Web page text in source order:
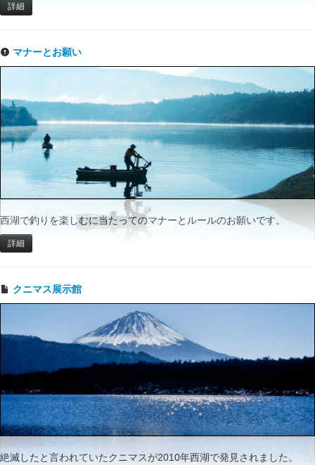
詳細
マナーとお願い
西湖で釣りを楽しむに当たってのマナーとルールのお願いです。
詳細
クニマス展示館
絶滅したと言われていたクニマスが2010年西湖で発見されました。